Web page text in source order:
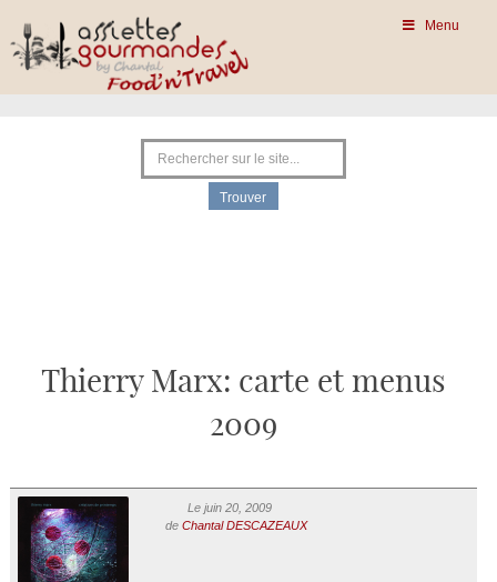
Menu
Thierry Marx: carte et menus
2009
Le juin 20, 2009
de Chantal DESCAZEAUX